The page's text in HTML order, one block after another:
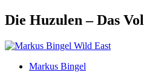
Die Huzulen – Das
Markus Bingel